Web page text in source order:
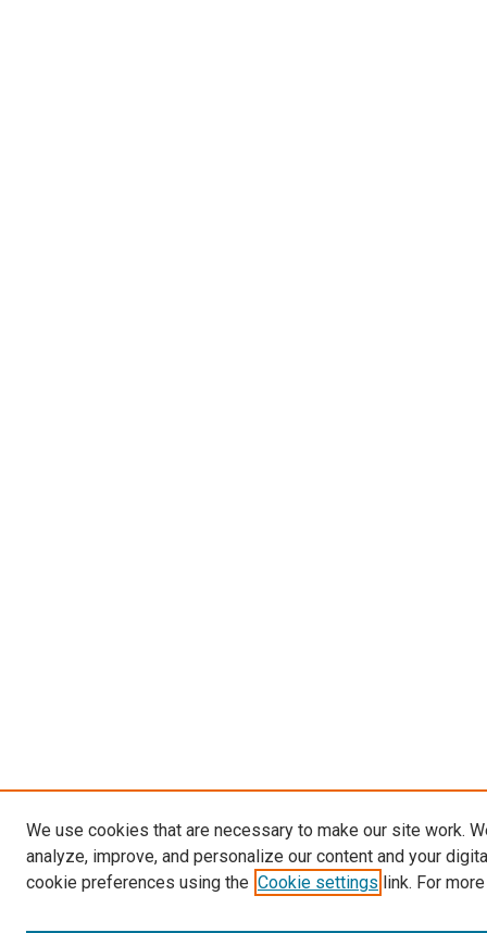
We use cookies that are necessary to make our site work.
analyze, improve, and personalize our content and your
cookie preferences using the Cookie settings link. For